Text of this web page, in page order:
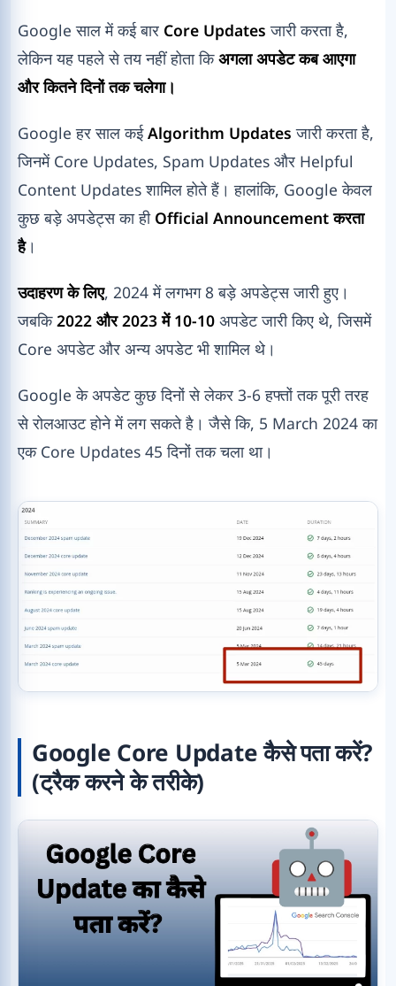
Google साल में कई बार Core Updates जारी करता है,
लेकिन यह पहले से तय नहीं होता किअगला अपडेट कब आएगा
और कितने दिनों तक चलेगा।
Google हर साल कईAlgorithm Updates जारी करता है,
जिनमें Core Updates, Spam Updates और Helpful
Content Updates शामिल होते हैं। हालांकि, Google केवल
कुछ बड़े अपडेट्स का ही Official Announcement करता
है।
उदाहरण के लिए, 2024 में लगभग 8 बड़े अपडेट्स जारी हुए।
जबकि2022 और 2023 में 10-10 अपडेट जारी किए थे, जिसमें
Core अपडेट और अन्य अपडेट भी शामिल थे।
Google के अपडेट कुछ दिनों से लेकर 3-6 हफ्तों तक पूरी तरह
से रोलआउट होने में लग सकते है। जैसे कि, 5 March 2024 का
एक Core Updates 45 दिनों तक चला था।
Google Core Update कैसे पता करें?
(ट्रैक करने के तरीके)